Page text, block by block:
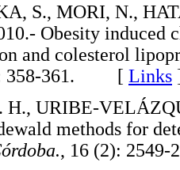
S., MORI, N.,
Obesity induced
and colesterol
358-361. [ Links
H., URIBE-
methods for
, 16 (2):